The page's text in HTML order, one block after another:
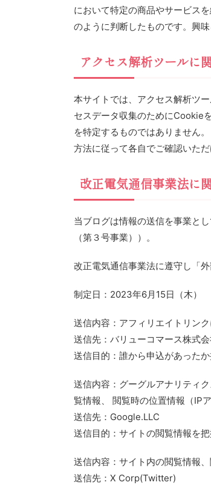
において特定の商品やサービス
のように判断したものです。興
アクセス解析ツールに
本サイトでは、アクセス解析ツ
セスデータ収集のためにCookie
を特定するものではありません
方法に従って各自でご確認いた
改正電気通信事業法に
当ブログは情報の送信を事業と
（第３号事業））。
改正電気通信事業法に遵守し「
制定日：2023年6月15日（木）
送信内容：アフィリエイトリン
送信先：バリューコマース株式
送信目的：誰から申込があった
送信内容：グーグルアナリティ
覧情報、 閲覧時の位置情報（IP
送信先：Google.LLC
送信目的：サイトの閲覧情報を
送信内容：サイト内の閲覧情報
送信先：X Corp(Twitter)